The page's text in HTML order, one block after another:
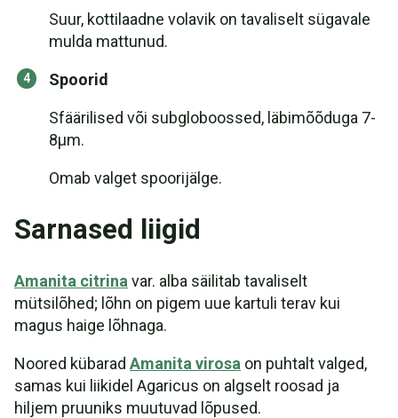
Suur, kottilaadne volavik on tavaliselt sügavale
mulda mattunud.
Spoorid
Sfäärilised või subgloboossed, läbimõõduga 7-
8μm.
Omab valget spoorijälge.
Sarnased liigid
Amanita citrina var. alba säilitab tavaliselt
mütsilõhed; lõhn on pigem uue kartuli terav kui
magus haige lõhnaga.
Noored kübarad Amanita virosa on puhtalt valged,
samas kui liikidel Agaricus on algselt roosad ja
hiljem pruuniks muutuvad lõpused.